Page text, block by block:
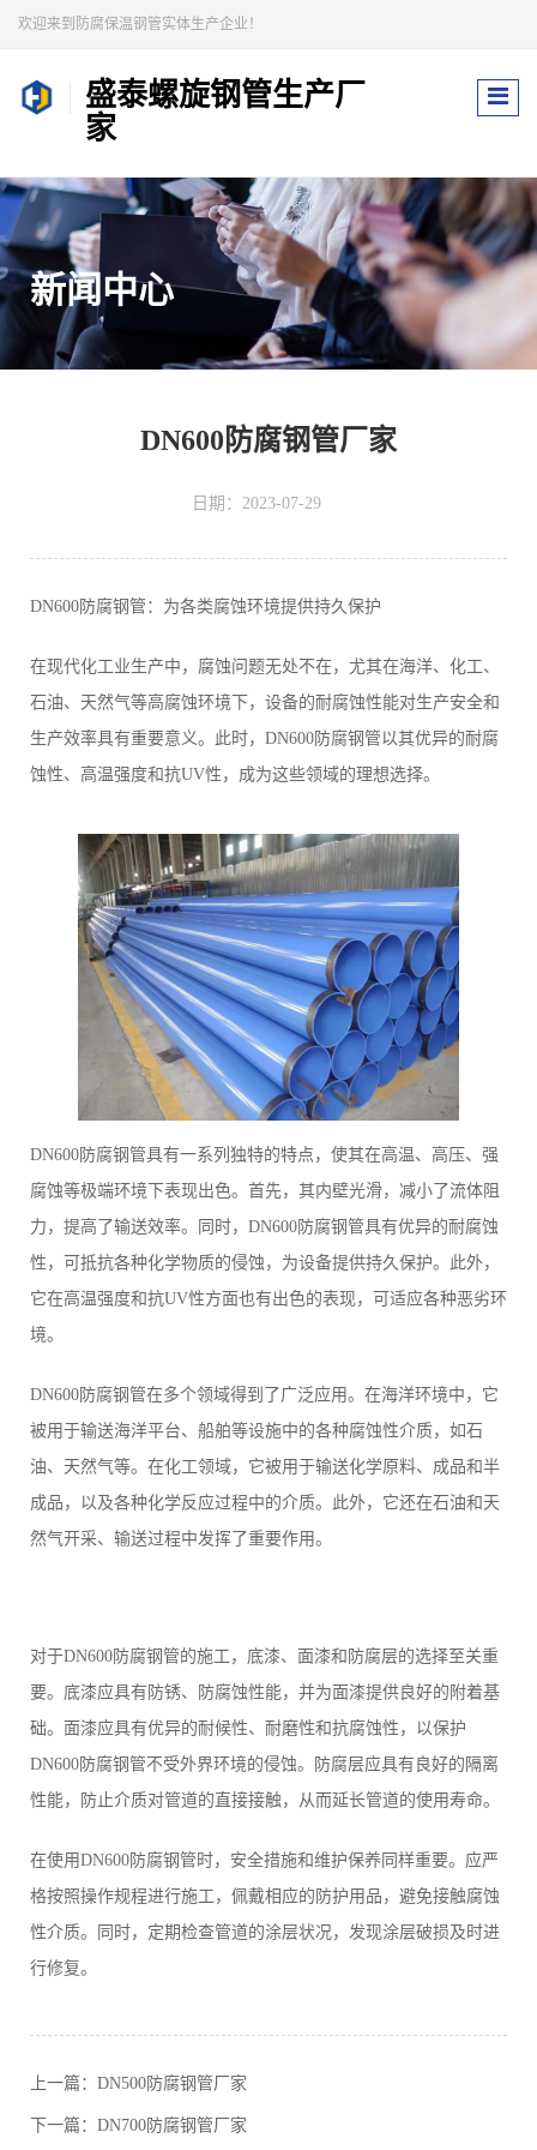
欢迎来到防腐保温钢管实体生产企业！
盛泰螺旋钢管生产厂
家
新闻中心
DN600防腐钢管厂家
日期：2023-07-29
DN600防腐钢管：为各类腐蚀环境提供持久保护
在现代化工业生产中，腐蚀问题无处不在，尤其在海洋、化工、
石油、天然气等高腐蚀环境下，设备的耐腐蚀性能对生产安全和
生产效率具有重要意义。此时，DN600防腐钢管以其优异的耐腐
蚀性、高温强度和抗UV性，成为这些领域的理想选择。
DN600防腐钢管具有一系列独特的特点，使其在高温、高压、强
腐蚀等极端环境下表现出色。首先，其内壁光滑，减小了流体阻
力，提高了输送效率。同时，DN600防腐钢管具有优异的耐腐蚀
性，可抵抗各种化学物质的侵蚀，为设备提供持久保护。此外，
它在高温强度和抗UV性方面也有出色的表现，可适应各种恶劣环
境。
DN600防腐钢管在多个领域得到了广泛应用。在海洋环境中，它
被用于输送海洋平台、船舶等设施中的各种腐蚀性介质，如石
油、天然气等。在化工领域，它被用于输送化学原料、成品和半
成品，以及各种化学反应过程中的介质。此外，它还在石油和天
然气开采、输送过程中发挥了重要作用。
对于DN600防腐钢管的施工，底漆、面漆和防腐层的选择至关重
要。底漆应具有防锈、防腐蚀性能，并为面漆提供良好的附着基
础。面漆应具有优异的耐候性、耐磨性和抗腐蚀性，以保护
DN600防腐钢管不受外界环境的侵蚀。防腐层应具有良好的隔离
性能，防止介质对管道的直接接触，从而延长管道的使用寿命。
在使用DN600防腐钢管时，安全措施和维护保养同样重要。应严
格按照操作规程进行施工，佩戴相应的防护用品，避免接触腐蚀
性介质。同时，定期检查管道的涂层状况，发现涂层破损及时进
行修复。
上一篇： DN500防腐钢管厂家
下一篇： DN700防腐钢管厂家